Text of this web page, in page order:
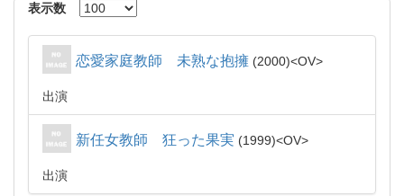
表示数
恋愛家庭教師 未熟な抱擁 2000 OV
出演
新任女教師 狂った果実 1999 OV
出演